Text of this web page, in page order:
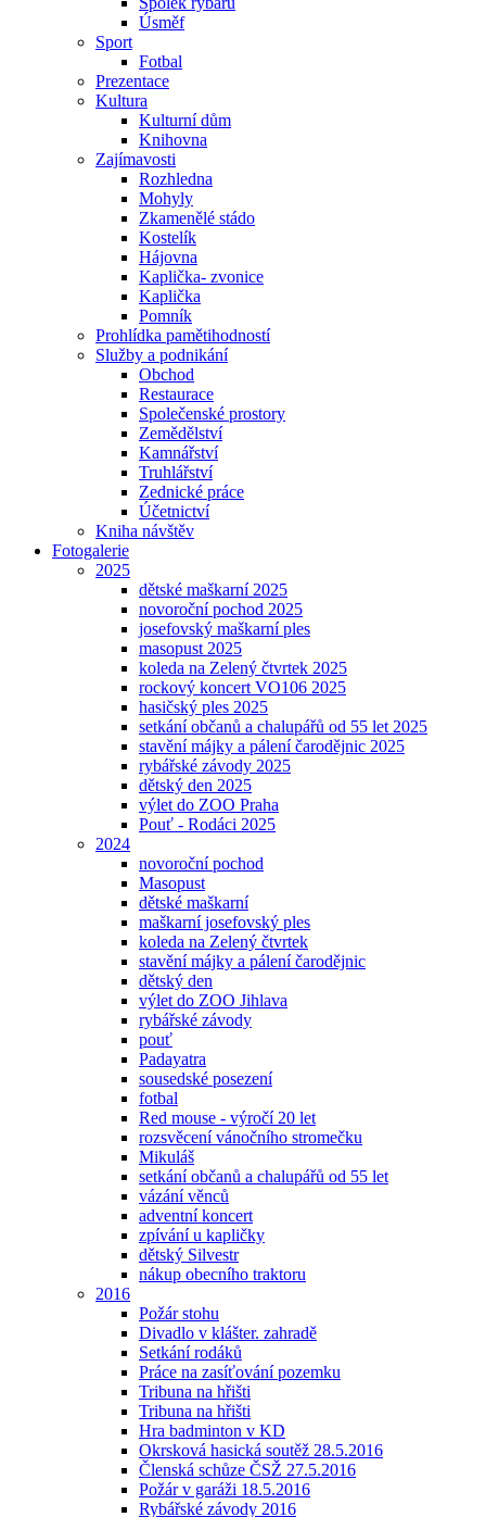
Úsměf
Sport
Fotbal
Prezentace
Kultura
Kulturní dům
Knihovna
Zajímavosti
Rozhledna
Mohyly
Zkamenělé stádo
Kostelík
Hájovna
Kaplička- zvonice
Kaplička
Pomník
Prohlídka pamětihodností
Služby a podnikání
Obchod
Restaurace
Společenské prostory
Zemědělství
Kamnářství
Truhlářství
Zednické práce
Účetnictví
Kniha návštěv
Fotogalerie
2025
dětské maškarní 2025
novoroční pochod 2025
josefovský maškarní ples
masopust 2025
koleda na Zelený čtvrtek 2025
rockový koncert VO106 2025
hasičský ples 2025
setkání občanů a chalupářů od 55 let 2025
stavění májky a pálení čarodějnic 2025
rybářské závody 2025
dětský den 2025
výlet do ZOO Praha
Pouť - Rodáci 2025
2024
novoroční pochod
Masopust
dětské maškarní
maškarní josefovský ples
koleda na Zelený čtvrtek
stavění májky a pálení čarodějnic
dětský den
výlet do ZOO Jihlava
rybářské závody
pouť
Padayatra
sousedské posezení
fotbal
Red mouse - výročí 20 let
rozsvěcení vánočního stromečku
Mikuláš
setkání občanů a chalupářů od 55 let
vázání věnců
adventní koncert
zpívání u kapličky
dětský Silvestr
nákup obecního traktoru
2016
Požár stohu
Divadlo v klášter. zahradě
Setkání rodáků
Práce na zasíťování pozemku
Tribuna na hřišti
Tribuna na hřišti
Hra badminton v KD
Okrsková hasická soutěž 28.5.2016
Členská schůze ČSŽ 27.5.2016
Požár v garáži 18.5.2016
Rybářské závody 2016